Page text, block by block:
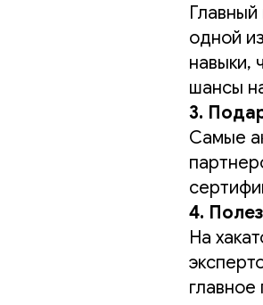
одной
навыки,
шансы
3.
Самые
4.
На